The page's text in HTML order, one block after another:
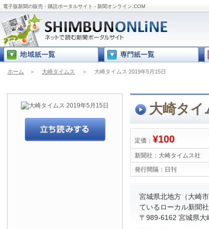
電子版新聞の販売・購読ポータルサイト - 新聞オンライン.COM
ホーム ＞ 大崎タイムス ＞ 大崎タイムス 2019年5月15日
大崎タイ
定価： ¥100
新聞社： 大崎タイムス社
発行間隔： 日刊
宮城県北地方（大崎
ているローカル新聞
〒989-6162 宮城県